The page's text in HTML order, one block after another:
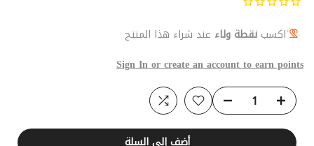
اكسب نقطة ولاء عند شراء هذا المنتج
Sign In or create an account to earn points